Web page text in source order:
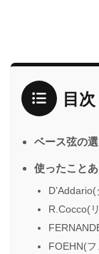
目次
ベース弦の
使ったこと
R.Cocco(
FOEHN(